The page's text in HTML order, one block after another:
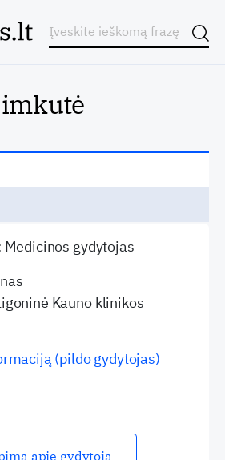
Medicinos gydytojas
Kauno klinikos
(pildo gydytojas)
apie gydytoją